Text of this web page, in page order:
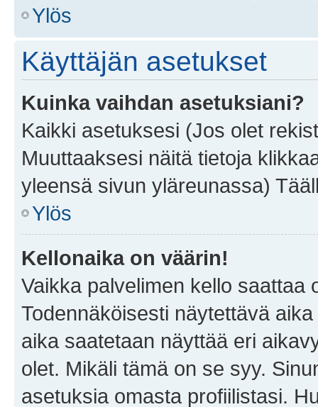
Ylös
Käyttäjän asetukset
Kuinka vaihdan asetuksiani?
Kaikki asetuksesi (Jos olet
Muuttaaksesi näitä tietoja
yleensä sivun yläreunassa)
Ylös
Kellonaika on väärin!
Vaikka palvelimen kello saattaa
Todennäköisesti näytettävä
aika saatetaan näyttää eri
olet. Mikäli tämä on se syy.
asetuksia omasta profiilistasi.